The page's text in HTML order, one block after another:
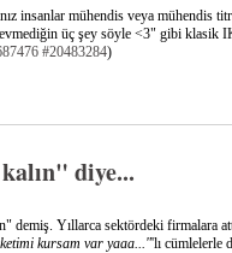
insanlar mühendis veya mühendis
üç şey söyle <3" gibi klasik
#20483284)
diye...
demiş. Yıllarca sektördeki firmalara
kursam var yaaa..."'lı cümlelerle